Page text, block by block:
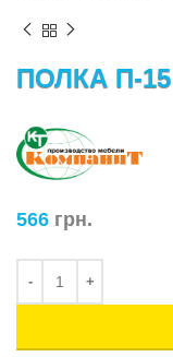
ПОЛКА П-15
566 грн.